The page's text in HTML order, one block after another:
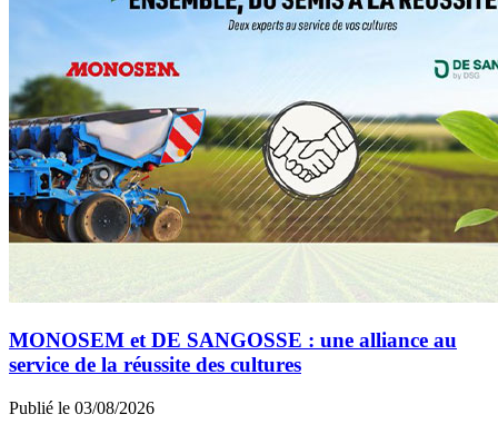
MONOSEM et DE SANGOSSE : une alliance au
service de la réussite des cultures
Publié le 03/08/2026